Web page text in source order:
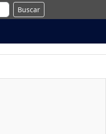
Buscar